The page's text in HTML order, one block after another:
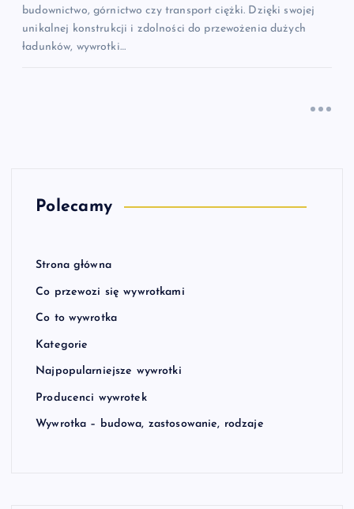
budownictwo, górnictwo czy transport ciężki. Dzięki swojej
unikalnej konstrukcji i zdolności do przewożenia dużych
ładunków, wywrotki…
Polecamy
Strona główna
Co przewozi się wywrotkami
Co to wywrotka
Kategorie
Najpopularniejsze wywrotki
Producenci wywrotek
Wywrotka – budowa, zastosowanie, rodzaje